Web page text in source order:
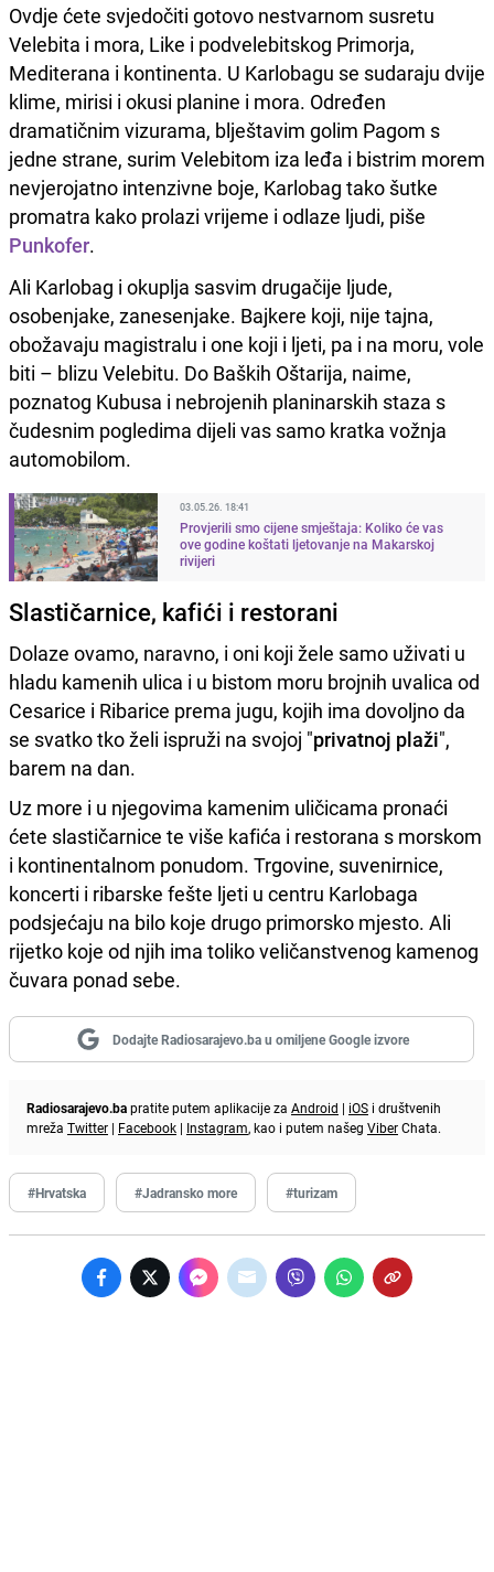
Ovdje ćete svjedočiti gotovo nestvarnom susretu
Velebita i mora, Like i podvelebitskog Primorja,
Mediterana i kontinenta. U Karlobagu se sudaraju dvije
klime, mirisi i okusi planine i mora. Određen
dramatičnim vizurama, blještavim golim Pagom s
jedne strane, surim Velebitom iza leđa i bistrim morem
nevjerojatno intenzivne boje, Karlobag tako šutke
promatra kako prolazi vrijeme i odlaze ljudi, piše
Punkofer.
Ali Karlobag i okuplja sasvim drugačije ljude,
osobenjake, zanesenjake. Bajkere koji, nije tajna,
obožavaju magistralu i one koji i ljeti, pa i na moru, vole
biti – blizu Velebitu. Do Baških Oštarija, naime,
poznatog Kubusa i nebrojenih planinarskih staza s
čudesnim pogledima dijeli vas samo kratka vožnja
automobilom.
03.05.26. 18:41
Provjerili smo cijene smještaja: Koliko će vas
ove godine koštati ljetovanje na Makarskoj
rivijeri
Slastičarnice, kafići i restorani
Dolaze ovamo, naravno, i oni koji žele samo uživati u
hladu kamenih ulica i u bistom moru brojnih uvalica od
Cesarice i Ribarice prema jugu, kojih ima dovoljno da
se svatko tko želi ispruži na svojoj "privatnoj plaži",
barem na dan.
Uz more i u njegovima kamenim uličicama pronaći
ćete slastičarnice te više kafića i restorana s morskom
i kontinentalnom ponudom. Trgovine, suvenirnice,
koncerti i ribarske fešte ljeti u centru Karlobaga
podsjećaju na bilo koje drugo primorsko mjesto. Ali
rijetko koje od njih ima toliko veličanstvenog kamenog
čuvara ponad sebe.
Dodajte Radiosarajevo.ba u omiljene Google izvore
Radiosarajevo.bapratite putem aplikacije za Android | iOS i društvenih
mreža Twitter | Facebook | Instagram, kao i putem našeg ViberChata.
#Hrvatska #Jadransko more #turizam